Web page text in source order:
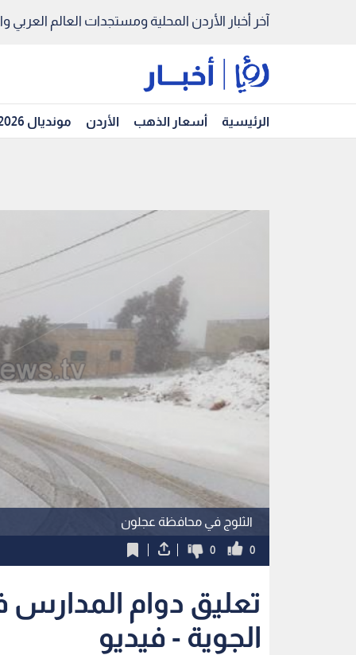
آخر أخبار الأردن المحلية ومستجدات العالم العربي
الرئيسية أسعار الذهب الأردن مونديال 2026
الثلوج في محافظة عجلون
0
0
تعليق دوام
الجوية - فيديو